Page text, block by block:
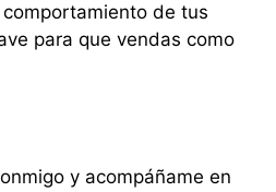
de tus
para que vendas como
y acompáñame en